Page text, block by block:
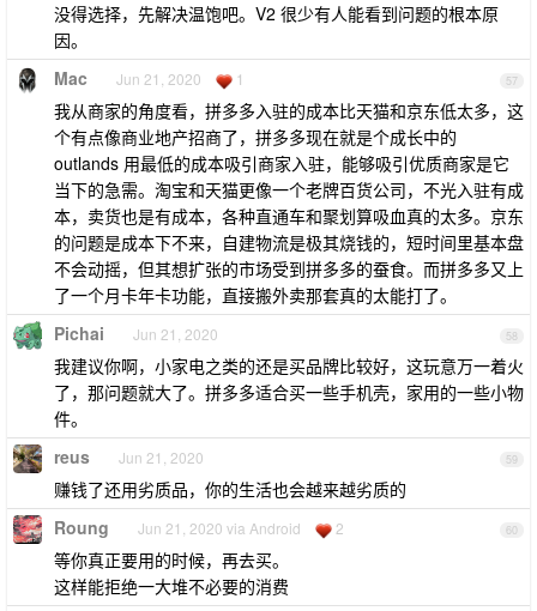
没得选择，先解决温饱吧。V2 很少有人能看到问题的根本原
因。
57
Mac Jun 21, 2020 1
我从商家的角度看，拼多多入驻的成本比天猫和京东低太多，这
个有点像商业地产招商了，拼多多现在就是个成长中的
outlands 用最低的成本吸引商家入驻，能够吸引优质商家是它
当下的急需。淘宝和天猫更像一个老牌百货公司，不光入驻有成
本，卖货也是有成本，各种直通车和聚划算吸血真的太多。京东
的问题是成本下不来，自建物流是极其烧钱的，短时间里基本盘
不会动摇，但其想扩张的市场受到拼多多的蚕食。而拼多多又上
了一个月卡年卡功能，直接搬外卖那套真的太能打了。
58
Pichai Jun 21, 2020
我建议你啊，小家电之类的还是买品牌比较好，这玩意万一着火
了，那问题就大了。拼多多适合买一些手机壳，家用的一些小物
件。
59
reus Jun 21, 2020
赚钱了还用劣质品，你的生活也会越来越劣质的
60
Roung Jun 21, 2020 via Android 2
等你真正要用的时候，再去买。
这样能拒绝一大堆不必要的消费